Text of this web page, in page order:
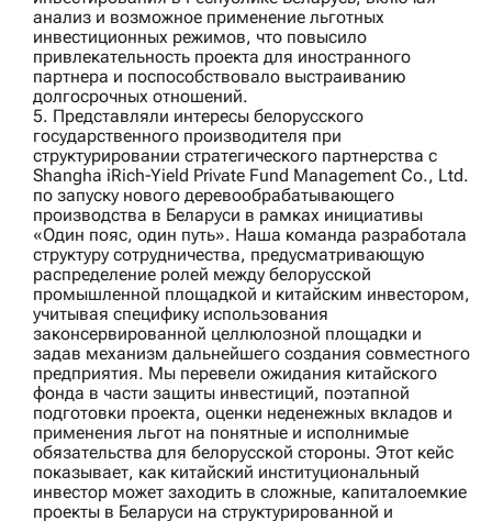
анализ и возможное применение льготных
инвестиционных режимов, что повысило
привлекательность проекта для иностранного
партнера и поспособствовало выстраиванию
долгосрочных отношений.
5. Представляли интересы белорусского
государственного производителя при
структурировании стратегического партнерства с
Shangha iRich‑Yield Private Fund Management Co., Ltd.
по запуску нового деревообрабатывающего
производства в Беларуси в рамках инициативы
«Один пояс, один путь». Наша команда разработала
структуру сотрудничества, предусматривающую
распределение ролей между белорусской
промышленной площадкой и китайским инвестором,
учитывая специфику использования
законсервированной целлюлозной площадки и
задав механизм дальнейшего создания совместного
предприятия. Мы перевели ожидания китайского
фонда в части защиты инвестиций, поэтапной
подготовки проекта, оценки неденежных вкладов и
применения льгот на понятные и исполнимые
обязательства для белорусской стороны. Этот кейс
показывает, как китайский институциональный
инвестор может заходить в сложные, капиталоемкие
проекты в Беларуси на структурированной и